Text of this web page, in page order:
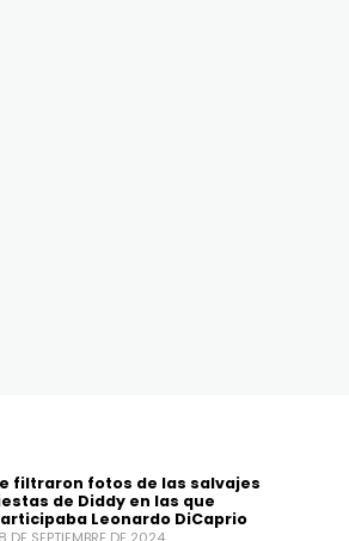
filtraron fotos de las salvajes
de Diddy en las que
Leonardo DiCaprio